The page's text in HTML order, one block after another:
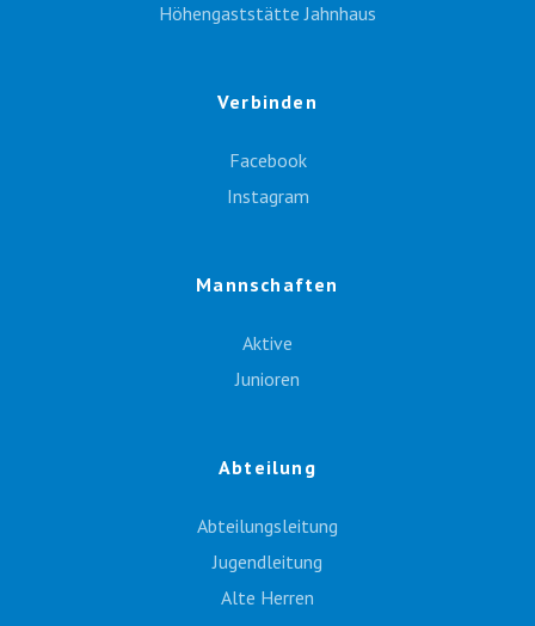
Höhengaststätte Jahnhaus
Verbinden
Facebook
Instagram
Mannschaften
Aktive
Junioren
Abteilung
Abteilungsleitung
Jugendleitung
Alte Herren